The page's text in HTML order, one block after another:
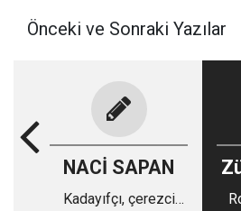
Önceki ve Sonraki Yazılar
NACİ SAPAN
Kadayıfçı, çerezci